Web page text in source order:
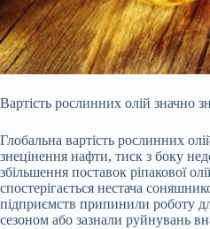
Вартість рослинних олій значно
Глобальна вартість рослинних
знецінення нафти, тиск з боку
збільшення поставок ріпакової
спостерігається нестача
підприємств припинили роботу
сезоном або зазнали руйнувань